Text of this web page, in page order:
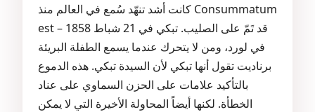
كانت أشد تنهّد سُمع في العالم منذ Consummatum
est – قد تَمّ على الصليب. تبكي في 21 شباط 1858
في لورد، ومن لا يتحرك عندما يسمع الطفلة البريئة
برناديت تقول أنها تبكي لأن السيدة تبكي. هذه الدموع
بالتأكيد علامات على الحزن السماوي على عناد
الخطأة. لكنها أيضاً المحاولة الأخيرة التي لا يمكن